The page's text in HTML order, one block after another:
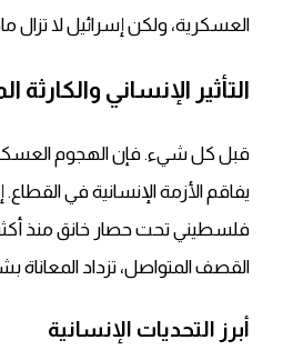
العسكرية، ولكن إسرائيل لا
التأثير الإنساني والكارثة
قبل كل شيء. فإن الهجوم
يفاقم الأزمة الإنسانية في
القصف المتواصل، تزداد
أبرز التحديات الإنسانية